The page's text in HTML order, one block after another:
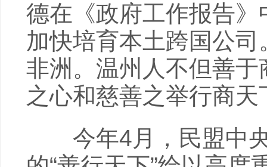
德在《政府工作报告》
加快培育本土跨国公
非洲。温州人不但善
之心和慈善之举行商天
今年4月，民盟中央